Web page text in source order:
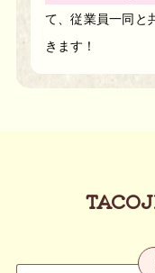
て、従業員一同と
きます！